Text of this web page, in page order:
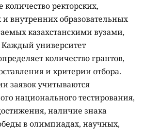
количество ректорских,
и внутренних образовательных
казахстанскими вузами,
университет
количество грантов,
и критерии отбора.
заявок учитываются
национального тестирования,
наличие знака
в олимпиадах, научных,